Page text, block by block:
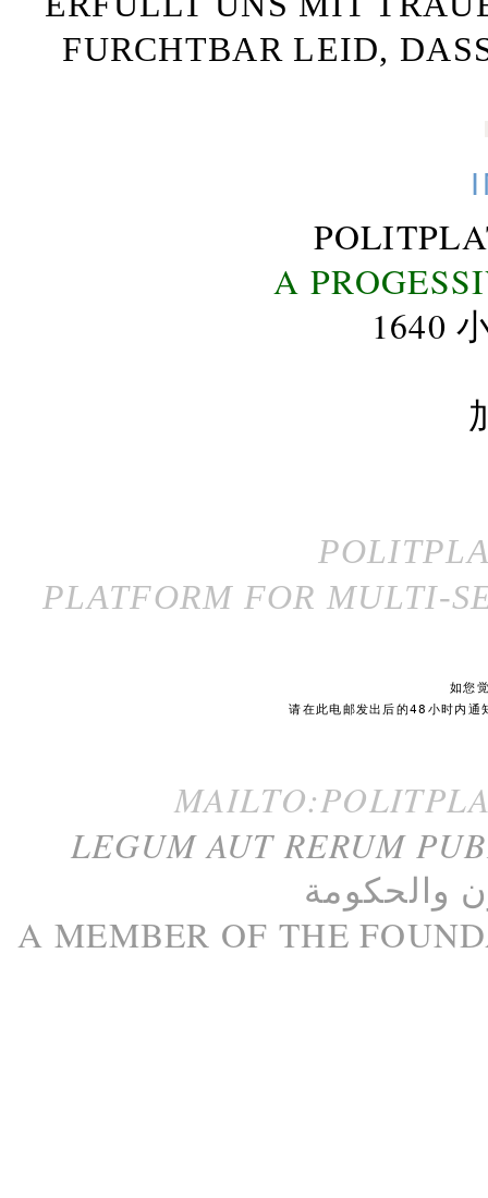
FURCHTBAR LEID,
A
1640
PLATFORM FOR MULTI-
如您
请在此电邮发出后的48小时内通
LEGUM AUT RERUM
والحكومة
A MEMBER OF THE